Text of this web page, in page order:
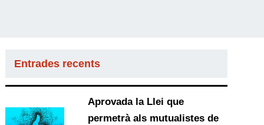
Entrades recents
Aprovada la Llei que
permetrà als mutualistes de